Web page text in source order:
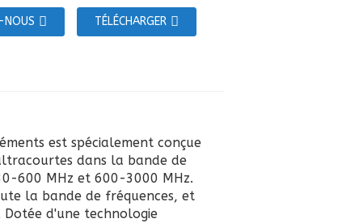
NOUS TÉLÉCHARGER
est spécialement conçue
dans la bande de
600 MHz et 600-3000 MHz.
la bande de fréquences, et
d'une technologie